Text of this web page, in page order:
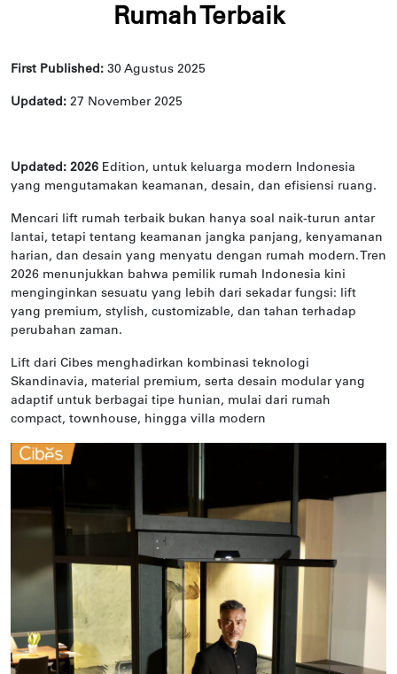
Rumah Terbaik
First Published: 30 Agustus 2025
Updated: 27 November 2025
Updated: 2026 Edition, untuk keluarga modern Indonesia
yang mengutamakan keamanan, desain, dan efisiensi ruang.
Mencari lift rumah terbaik bukan hanya soal naik-turun antar
lantai, tetapi tentang keamanan jangka panjang, kenyamanan
harian, dan desain yang menyatu dengan rumah modern. Tren
2026 menunjukkan bahwa pemilik rumah Indonesia kini
menginginkan sesuatu yang lebih dari sekadar fungsi: lift
yang premium, stylish, customizable, dan tahan terhadap
perubahan zaman.
Lift dari Cibes menghadirkan kombinasi teknologi
Skandinavia, material premium, serta desain modular yang
adaptif untuk berbagai tipe hunian, mulai dari rumah
compact, townhouse, hingga villa modern